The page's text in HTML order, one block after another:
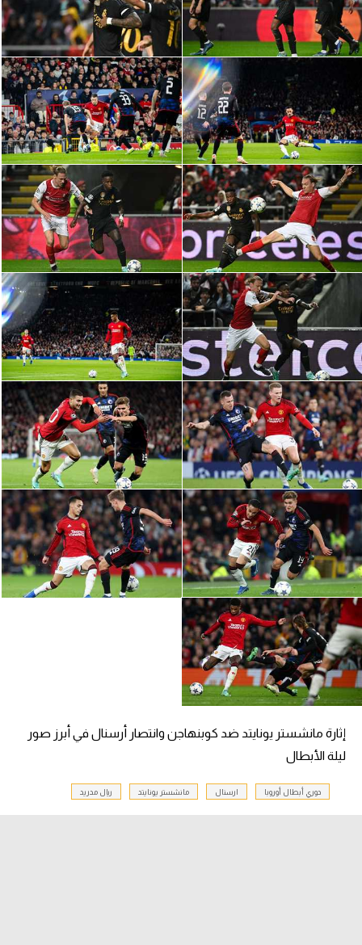
إثارة مانشستر يونايتد ضد كوبنهاجن وانتصار أرسنال في أبرز صور
ليلة الأبطال
دوري أبطال أوروبا ارسنال مانشستر يونايتد ريال مدريد